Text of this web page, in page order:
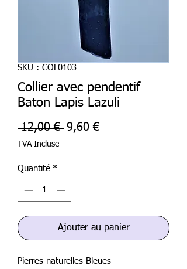
SKU : COL0103
Collier avec pendentif
Baton Lapis Lazuli
12,00 € Prix
9,60 €Prix
TVA Incluse
Quantité *
Ajouter au panier
Pierres naturelles Bleues